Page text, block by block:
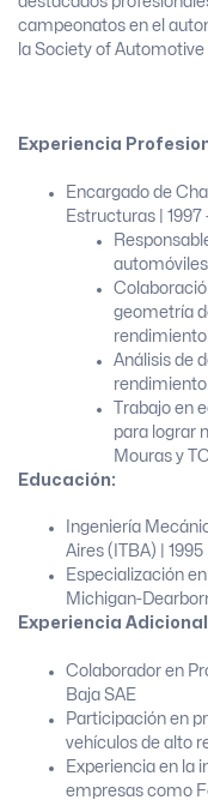
campeonatos en el
la Society of Automotive
Experiencia
Encargado de
Estructuras | 1997
geometría
rendimiento
Análisis de
rendimiento
Trabajo en
para lograr
Mouras y
Educación:
Ingeniería
Aires (ITBA) | 1995
Especialización
Michigan-
Experiencia
Colaborador en
Baja SAE
Participación en
vehículos de alto
Experiencia en la
empresas como